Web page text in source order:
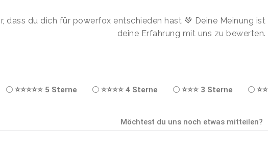
dass du dich für powerfox entschieden hast 💚 Deine Meinung
deine Erfahrung mit uns zu bewerten.
⭐⭐⭐⭐⭐ 5 Sterne ⭐⭐⭐⭐ 4 Sterne ⭐⭐⭐ 3 Sterne
Möchtest du uns noch etwas mitteilen?